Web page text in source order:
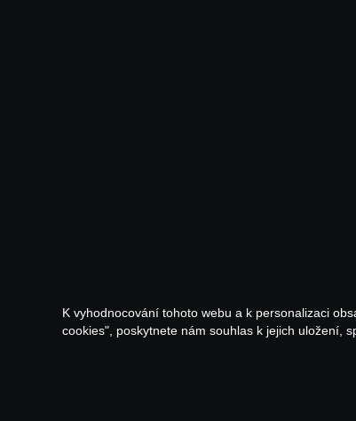
K vyhodnocování tohoto webu a k personalizaci
cookies", poskytnete nám souhlas k jejich uložení,